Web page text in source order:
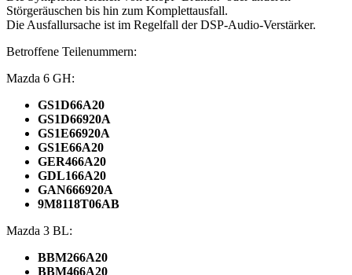
Störgeräuschen bis hin zum Komplettausfall.
Die Ausfallursache ist im Regelfall derDSP-Audio-Verstärker.
Betroffene Teilenummern:
Mazda 6 GH:
GS1D66A20
GS1D66920A
GS1E66920A
GS1E66A20
GER466A20
GDL166A20
GAN666920A
9M8118T06AB
Mazda 3 BL:
BBM266A20
BBM466A20